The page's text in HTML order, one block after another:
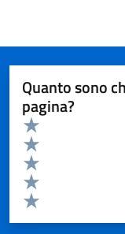
Quanto sono
pagina?
Valuta da 1 a 5 stelle la
Valuta 5 stelle su 5
Valuta 4 stelle su 5
Valuta 3 stelle su 5
Valuta 2 stelle su 5
Valuta 1 stelle su 5